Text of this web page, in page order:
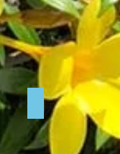
préparation du jardin